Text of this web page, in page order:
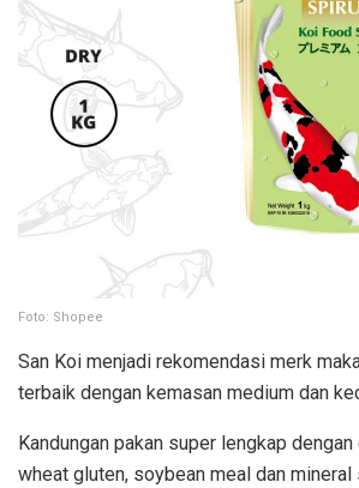
Foto: Shopee
San Koi menjadi rekomendasi merk
terbaik dengan kemasan medium dan
Kandungan pakan super lengkap
wheat gluten, soybean meal dan mineral